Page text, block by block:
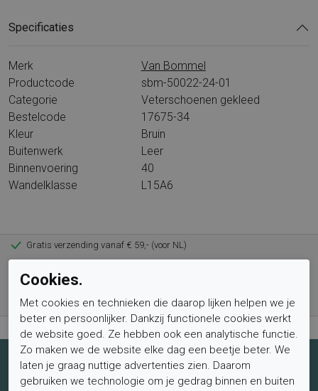
Specificaties
Merk
Van Bommel
Productcode
sbm-50022-24-01
Categorie
Veterschoenen gekleed
Bestelcode
17675-34
Kleur
Bruin
Buitenwerk
Leer
Binnenvoering
40
Wandelklasse
L15A6
Gratis verzending vanaf € 59,- (voor NL)
Levertijd 1-2 werkdagen*
Retourtermijn van 2 weken
Schrijf je nu in voor de nieuwsbrief
Cookies.
Met cookies en technieken die daarop lijken helpen we je
beter en persoonlijker. Dankzij functionele cookies werkt
de website goed. Ze hebben ook een analytische functie.
Zo maken we de website elke dag een beetje beter. We
laten je graag nuttige advertenties zien. Daarom
gebruiken we technologie om je gedrag binnen en buiten